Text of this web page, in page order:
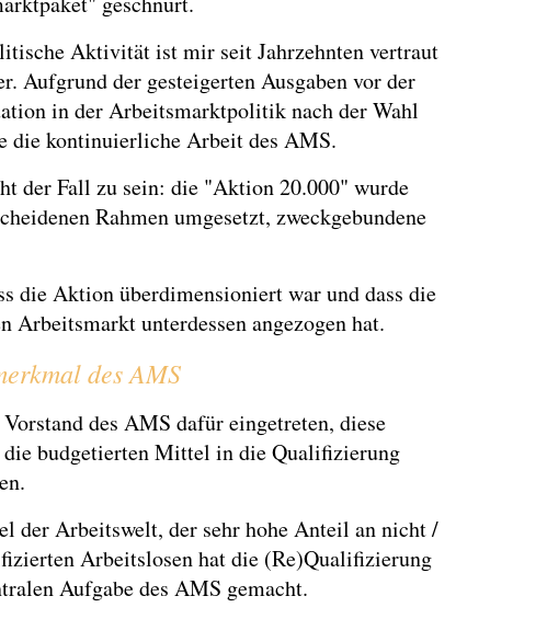
Aktivität ist mir seit Jahrzehnten vertraut
Aufgrund der gesteigerten Ausgaben vor der
in der Arbeitsmarktpolitik nach der Wahl
die kontinuierliche Arbeit des AMS.
der Fall zu sein: die "Aktion 20.000" wurde
Rahmen umgesetzt, zweckgebundene
die Aktion überdimensioniert war und dass die
Arbeitsmarkt unterdessen angezogen hat.
des AMS
des AMS dafür eingetreten, diese
budgetierten Mittel in die Qualifizierung
der Arbeitswelt, der sehr hohe Anteil an nicht /
Arbeitslosen hat die (Re)Qualifizierung
Aufgabe des AMS gemacht.